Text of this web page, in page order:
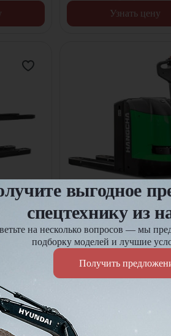
Узнать цену
НС
2000кг
Электротележка
CBD30-AC1-l
Грузоподъемность:
Высота подъема:
В наличии
Цена по запросу
Узнать цену
выгодное
спецтехнику из
на несколько вопросов — мы
подборку моделей и лучшие
Получить